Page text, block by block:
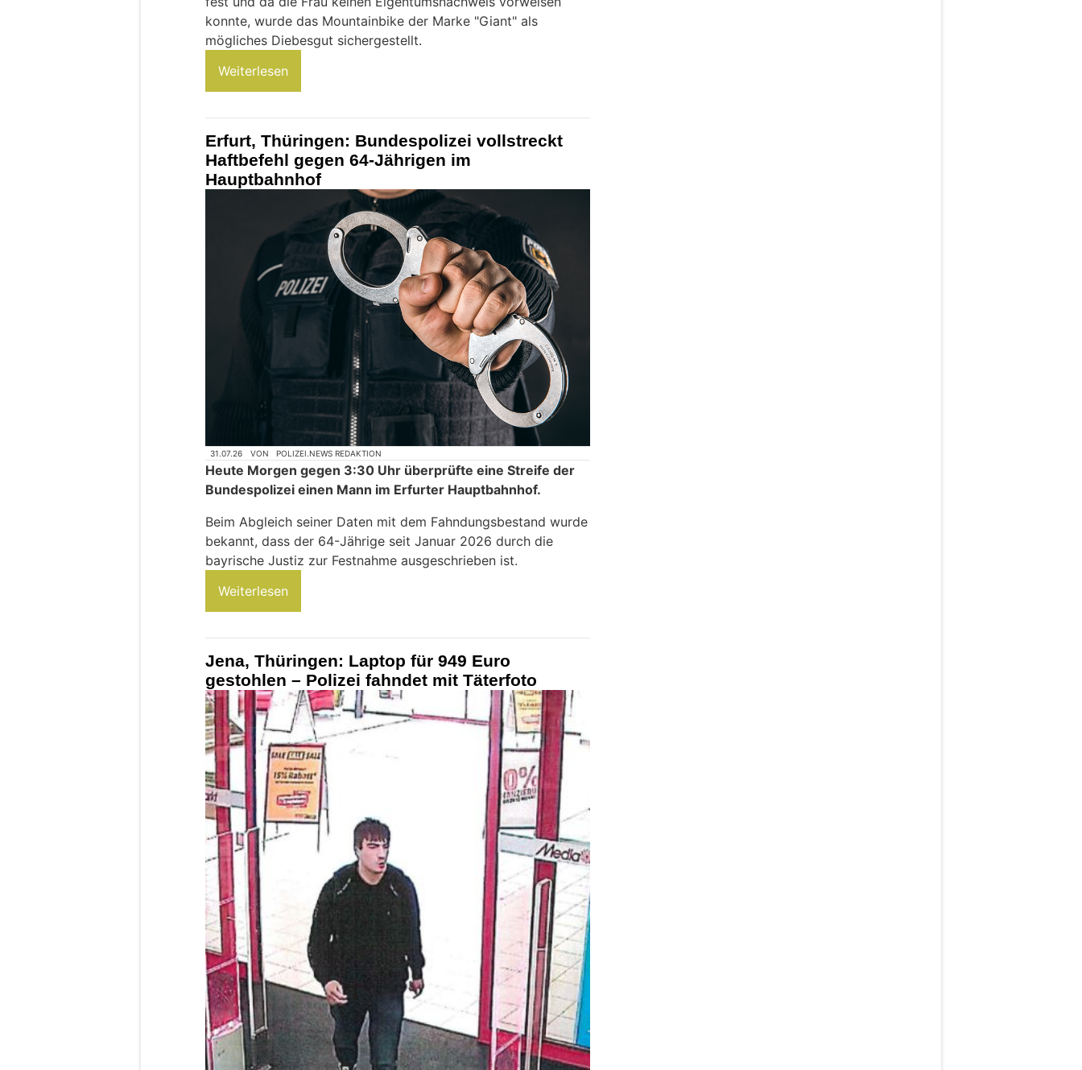
konnte, wurde das Mountainbike der Marke "Giant" als
mögliches Diebesgut sichergestellt.
Weiterlesen
Erfurt, Thüringen: Bundespolizei vollstreckt
Haftbefehl gegen 64-Jährigen im
Hauptbahnhof
31.07.26 VON POLIZEI.NEWS REDAKTION
Heute Morgen gegen 3:30 Uhr überprüfte eine Streife der
Bundespolizei einen Mann im Erfurter Hauptbahnhof.
Beim Abgleich seiner Daten mit dem Fahndungsbestand wurde
bekannt, dass der 64-Jährige seit Januar 2026 durch die
bayrische Justiz zur Festnahme ausgeschrieben ist.
Weiterlesen
Jena, Thüringen: Laptop für 949 Euro
gestohlen – Polizei fahndet mit Täterfoto